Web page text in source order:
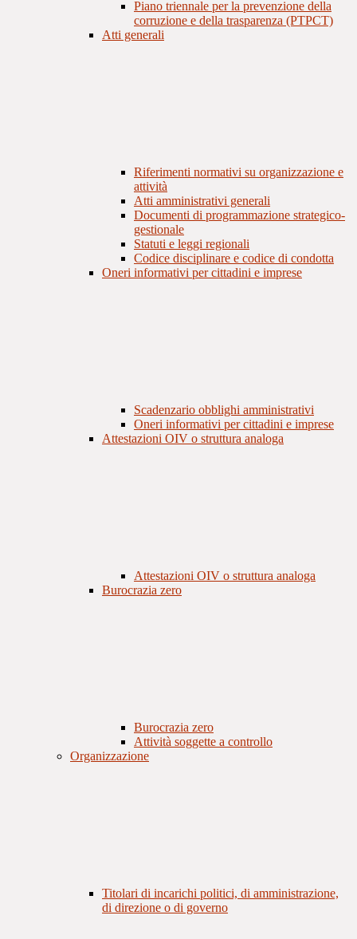
Piano triennale per la prevenzione della
corruzione e della trasparenza (PTPCT)
Atti generali
Riferimenti normativi su organizzazione e
attività
Atti amministrativi generali
Documenti di programmazione strategico-
gestionale
Statuti e leggi regionali
Codice disciplinare e codice di condotta
Oneri informativi per cittadini e imprese
Scadenzario obblighi amministrativi
Oneri informativi per cittadini e imprese
Attestazioni OIV o struttura analoga
Attestazioni OIV o struttura analoga
Burocrazia zero
Burocrazia zero
Attività soggette a controllo
Organizzazione
Titolari di incarichi politici, di amministrazione,
di direzione o di governo